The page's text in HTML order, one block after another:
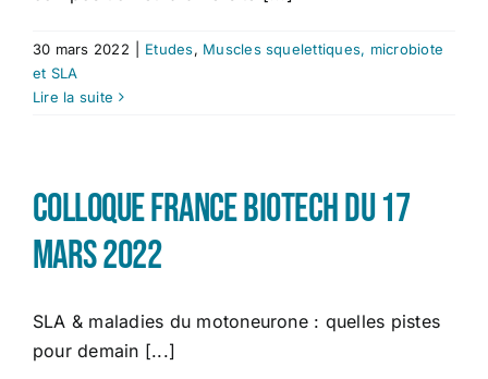
30 mars 2022 Etudes, Muscles squelettiques, microbiote
et SLA
Lire la suite
Colloque France Biotech du 17
mars 2022
SLA & maladies du motoneurone : quelles pistes
pour demain [...]